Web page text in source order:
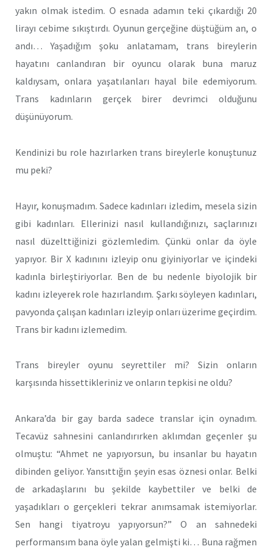
yakın olmak istedim. O esnada adamın teki çıkardığı 20
lirayı cebime sıkıştırdı. Oyunun gerçeğine düştüğüm an, o
andı… Yaşadığım şoku anlatamam, trans bireylerin
hayatını canlandıran bir oyuncu olarak buna maruz
kaldıysam, onlara yaşatılanları hayal bile edemiyorum.
Trans kadınların gerçek birer devrimci olduğunu
düşünüyorum.
Kendinizi bu role hazırlarken trans bireylerle konuştunuz
mu peki?
Hayır, konuşmadım. Sadece kadınları izledim, mesela sizin
gibi kadınları. Ellerinizi nasıl kullandığınızı, saçlarınızı
nasıl düzelttiğinizi gözlemledim. Çünkü onlar da öyle
yapıyor. Bir X kadınını izleyip onu giyiniyorlar ve içindeki
kadınla birleştiriyorlar. Ben de bu nedenle biyolojik bir
kadını izleyerek role hazırlandım. Şarkı söyleyen kadınları,
pavyonda çalışan kadınları izleyip onları üzerime geçirdim.
Trans bir kadını izlemedim.
Trans bireyler oyunu seyrettiler mi? Sizin onların
karşısında hissettikleriniz ve onların tepkisi ne oldu?
Ankara’da bir gay barda sadece translar için oynadım.
Tecavüz sahnesini canlandırırken aklımdan geçenler şu
olmuştu: “Ahmet ne yapıyorsun, bu insanlar bu hayatın
dibinden geliyor. Yansıttığın şeyin esas öznesi onlar. Belki
de arkadaşlarını bu şekilde kaybettiler ve belki de
yaşadıkları o gerçekleri tekrar anımsamak istemiyorlar.
Sen hangi tiyatroyu yapıyorsun?” O an sahnedeki
performansım bana öyle yalan gelmişti ki… Buna rağmen